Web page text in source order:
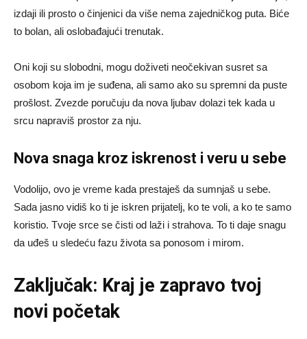
izdaji ili prosto o činjenici da više nema zajedničkog puta. Biće
to bolan, ali oslobađajući trenutak.
Oni koji su slobodni, mogu doživeti neočekivan susret sa
osobom koja im je suđena, ali samo ako su spremni da puste
prošlost. Zvezde poručuju da nova ljubav dolazi tek kada u
srcu napraviš prostor za nju.
Nova snaga kroz iskrenost i veru u sebe
Vodolijo, ovo je vreme kada prestaješ da sumnjaš u sebe.
Sada jasno vidiš ko ti je iskren prijatelj, ko te voli, a ko te samo
koristio. Tvoje srce se čisti od laži i strahova. To ti daje snagu
da uđeš u sledeću fazu života sa ponosom i mirom.
Zaključak: Kraj je zapravo tvoj
novi početak